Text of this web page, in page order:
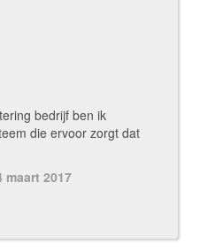
bedrijf ben ik
die ervoor zorgt dat
maart 2017